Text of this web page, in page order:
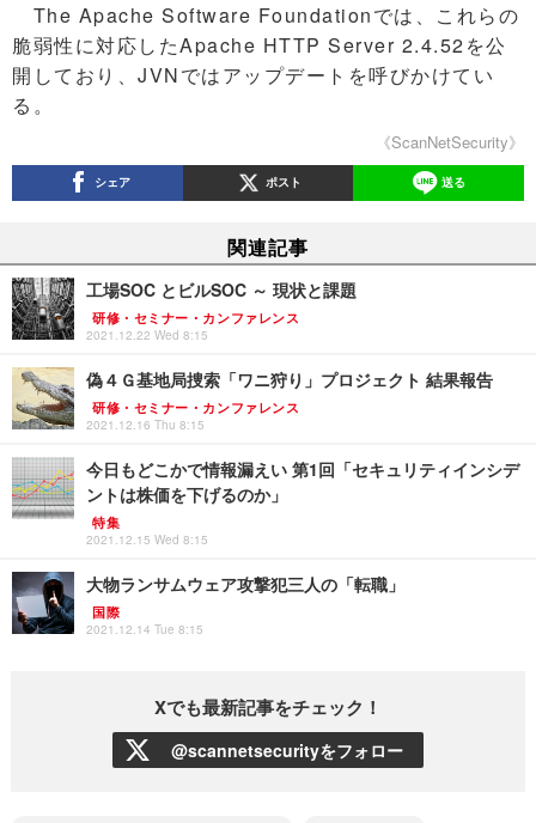
The Apache Software Foundationでは、これらの
脆弱性に対応したApache HTTP Server 2.4.52を公
開しており、JVNではアップデートを呼びかけてい
る。
《ScanNetSecurity》
シェア ポスト 送る
関連記事
工場SOC とビルSOC ～ 現状と課題
研修・セミナー・カンファレンス
2021.12.22 Wed 8:15
偽４Ｇ基地局捜索「ワニ狩り」プロジェクト 結果報告
研修・セミナー・カンファレンス
2021.12.16 Thu 8:15
今日もどこかで情報漏えい 第1回「セキュリティインシデ
ントは株価を下げるのか」
特集
2021.12.15 Wed 8:15
大物ランサムウェア攻撃犯三人の「転職」
国際
2021.12.14 Tue 8:15
Xでも最新記事をチェック！
@scannetsecurityをフォロー